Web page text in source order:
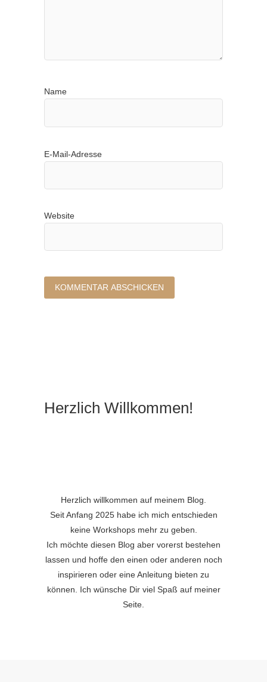
Name
E-Mail-Adresse
Website
Herzlich Willkommen!
Herzlich willkommen auf meinem Blog.
Seit Anfang 2025 habe ich mich entschieden
keine Workshops mehr zu geben.
Ich möchte diesen Blog aber vorerst bestehen
lassen und hoffe den einen oder anderen noch
inspirieren oder eine Anleitung bieten zu
können. Ich wünsche Dir viel Spaß auf meiner
Seite.